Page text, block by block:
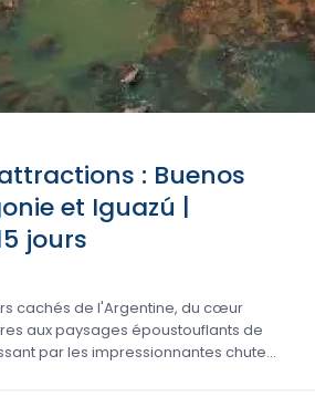
: Buenos
et Iguazú |
jours
cachés de l'Argentine, du cœur
aux paysages époustouflants de
par les impressionnantes chutes